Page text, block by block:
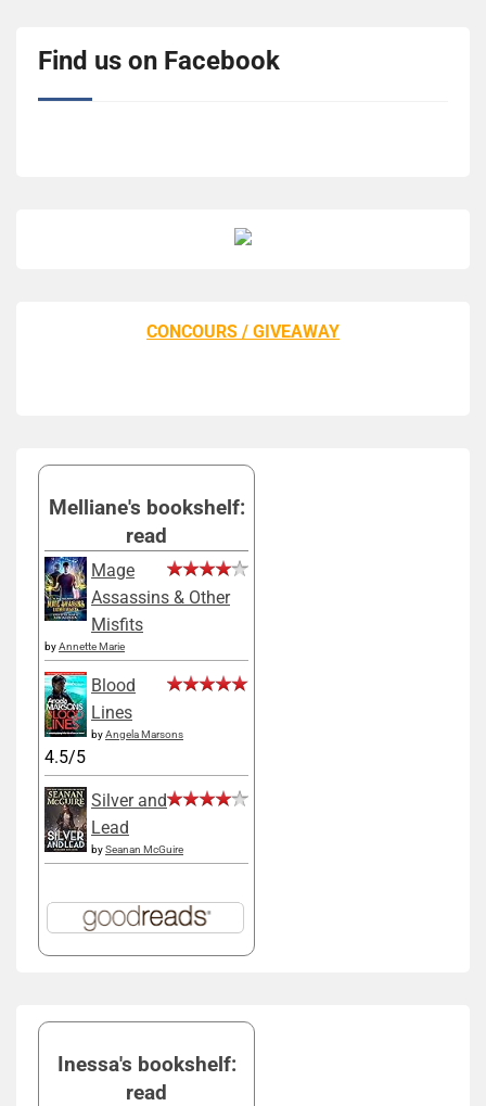
Find us on Facebook
CONCOURS / GIVEAWAY
Melliane's bookshelf:
read
Mage
Assassins & Other
Misfits
byAnnette Marie
Blood
Lines
byAngela Marsons
4.5/5
Silver and
Lead
bySeanan McGuire
Inessa's bookshelf:
read